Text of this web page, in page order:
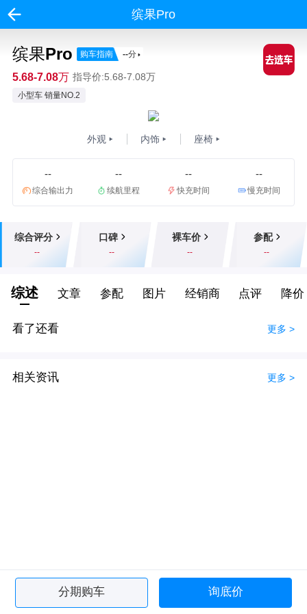
缤果Pro
缤果Pro 购车指南 --分
5.68-7.08万 指导价:5.68-7.08万
小型车 销量NO.2
外观 内饰 座椅
--
综合输出力
--
续航里程
--
快充时间
--
慢充时间
综合评分
--
口碑
--
裸车价
--
参配
--
综述 文章 参配 图片 经销商 点评 降价
看了还看 更多 >
相关资讯 更多 >
分期购车 询底价